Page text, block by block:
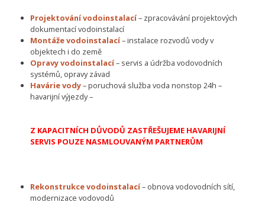
Projektování vodoinstalací– zpracovávání projektových
dokumentací vodoinstalací
Montáže vodoinstalací– instalace rozvodů vody v
objektech i do země
Opravy vodoinstalací– servis a údržba vodovodních
systémů, opravy závad
Havárie vody– poruchová služba voda nonstop 24h –
havarijní výjezdy –
Z KAPACITNÍCH DŮVODŮ ZASTŘEŠUJEME HAVARIJNÍ
SERVIS POUZE NASMLOUVANÝM PARTNERŮM
Rekonstrukce vodoinstalací– obnova vodovodních sítí,
modernizace vodovodů